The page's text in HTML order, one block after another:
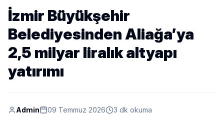
İzmir Büyükşehir
Belediyesinden Aliağa’ya
2,5 milyar liralık altyapı
yatırımı
Admin 09 Temmuz 2026 3 dk okuma